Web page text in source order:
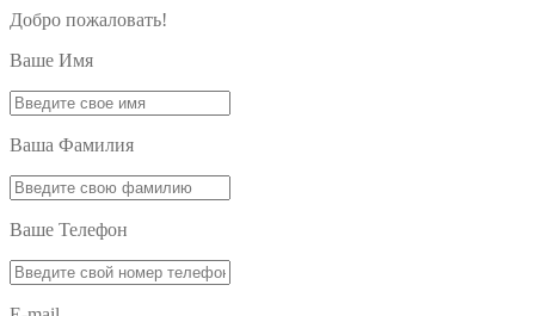
Добро пожаловать!
Ваше Имя
Ваша Фамилия
Ваше Телефон